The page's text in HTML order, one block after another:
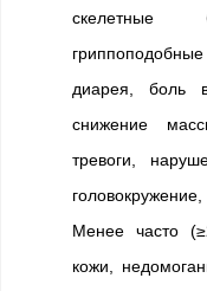
скелетные
диарея, боль
снижение
тревоги,
Менее часто
кожи,